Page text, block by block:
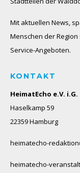
Mit aktuellen News,
Menschen der
Service-Angeboten.
KONTAKT
HeimatEcho e.V. i.G.
Haselkamp 59
22359 Hamburg
heimatecho-
heimatecho-